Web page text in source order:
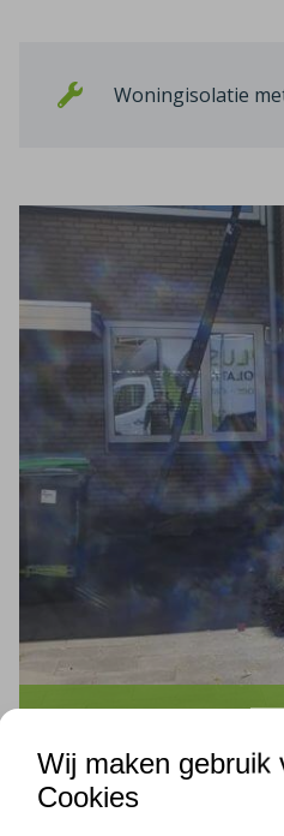
Woningisolatie
Lauwere Uden isolatie
Wij maken gebruik
Cookies